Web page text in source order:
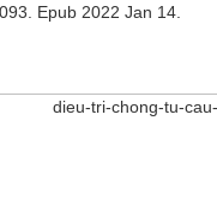
Epub 2022 Jan 14.